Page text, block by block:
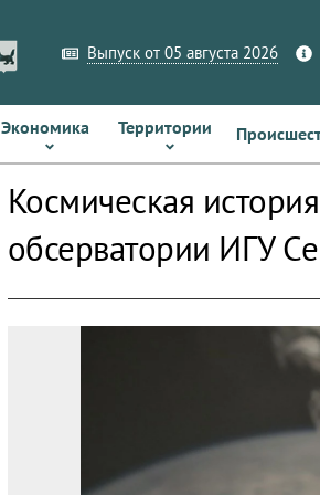
Выпуск от 05 августа 2026
Экономика Территории
Космическая
обсерватории ИГУ